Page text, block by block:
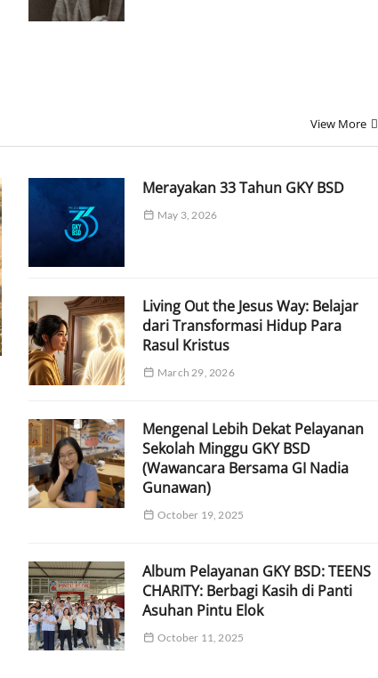
View More
Merayakan 33 Tahun GKY BSD
May 3, 2026
Living Out the Jesus Way: Belajar
dari Transformasi Hidup Para
Rasul Kristus
March 29, 2026
Mengenal Lebih Dekat Pelayanan
Sekolah Minggu GKY BSD
(Wawancara Bersama GI Nadia
Gunawan)
October 19, 2025
Album Pelayanan GKY BSD: TEENS
CHARITY: Berbagi Kasih di Panti
Asuhan Pintu Elok
October 11, 2025